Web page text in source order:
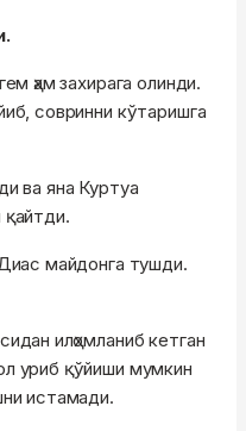
ҳам захирага олинди.
совринни кўтаришга
ва яна Куртуа
қайтди.
майдонга тушди.
илҳомланиб кетган
уриб қўйиши мумкин
истамади.